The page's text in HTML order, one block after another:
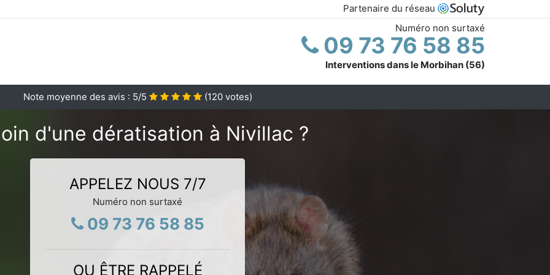
Partenaire du réseau
Numéro non surtaxé
09 73 76 58 85
Interventions dans le Morbihan (56)
Note moyenne des avis : 5/5 (120votes)
d'une dératisation à Nivillac ?
APPELEZ NOUS 7/7
Numéro non surtaxé
09 73 76 58 85
OU ÊTRE RAPPELÉ